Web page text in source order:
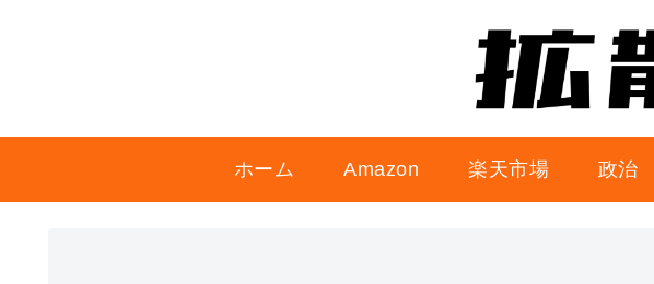
ホーム Amazon 楽天市場 政治